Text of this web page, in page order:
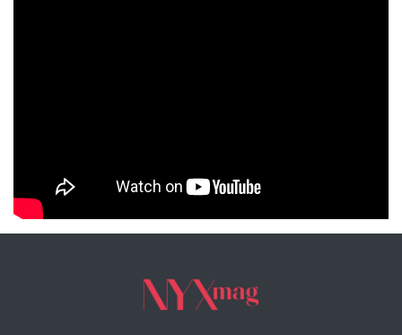
NYXmag 2. Yaş Kutlama Etkinliği